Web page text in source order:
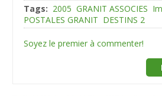
Tags: 2005 GRANIT ASSOCIES
POSTALES GRANIT DESTINS 2
Soyez le premier à commenter!